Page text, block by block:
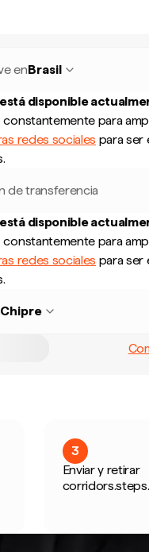
enBrasil
disponible
para
redes sociales para ser
de transferencia
disponible
para
redes sociales para ser
Chipre
3
Enviar y retirar